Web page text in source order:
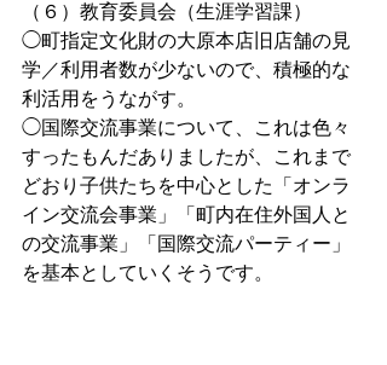
（６）教育委員会（生涯学習課）
◯町指定文化財の大原本店旧店舗の見
学／利用者数が少ないので、積極的な
利活用をうながす。
◯国際交流事業について、これは色々
すったもんだありましたが、これまで
どおり子供たちを中心とした「オンラ
イン交流会事業」「町内在住外国人と
の交流事業」「国際交流パーティー」
を基本としていくそうです。